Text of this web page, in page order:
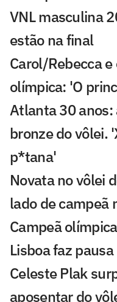
VNL masculina
estão na final
Carol/Rebecca
olímpica: 'O
Atlanta 30 anos:
bronze do vôlei.
p*tana'
Novata no vôlei
lado de campeã
Campeã
Lisboa faz
Celeste Plak
aposentar do